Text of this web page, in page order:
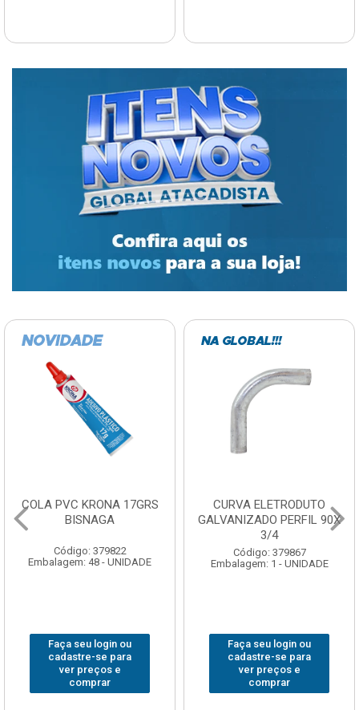
COLA PVC KRONA 17GRS
BISNAGA
Código: 379822
Embalagem: 48 - UNIDADE
Faça seu login ou
cadastre-se para
ver preços e
comprar
CURVA ELETRODUTO
GALVANIZADO PERFIL 90X
3/4
Código: 379867
Embalagem: 1 - UNIDADE
Faça seu login ou
cadastre-se para
ver preços e
comprar